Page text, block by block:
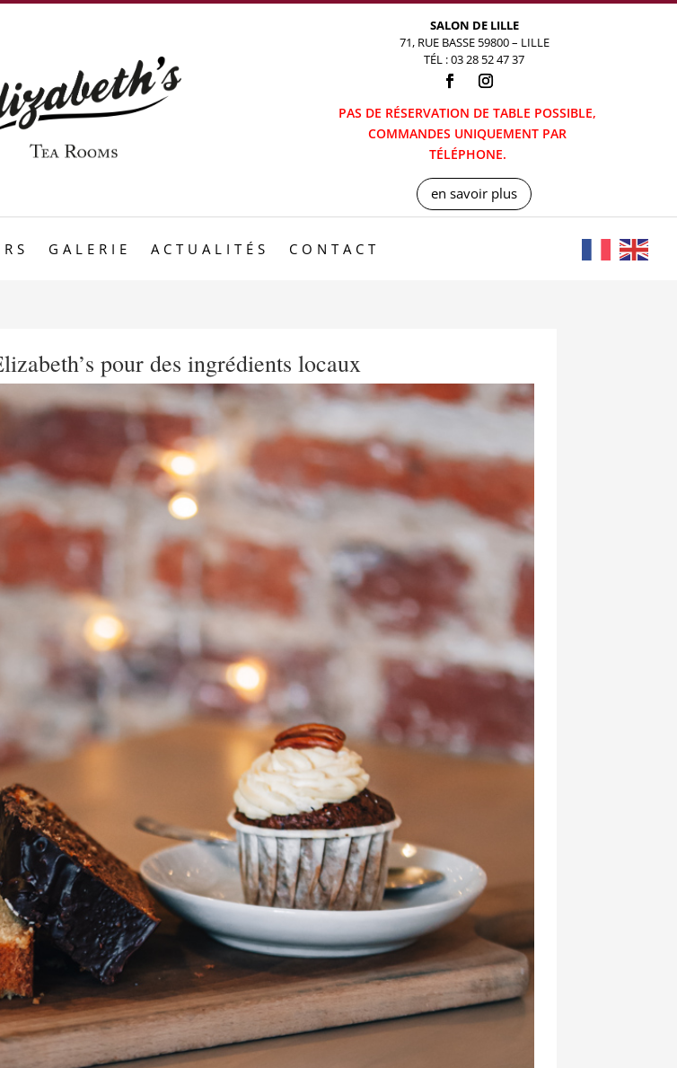
SALON DE LILLE
71, RUE BASSE 59800 – LILLE
TÉL : 03 28 52 47 37
PAS DE RÉSERVATION DE TABLE POSSIBLE,
COMMANDES UNIQUEMENT PAR
TÉLÉPHONE.
en savoir plus
GALERIE ACTUALITÉS CONTACT
pour des ingrédients locaux